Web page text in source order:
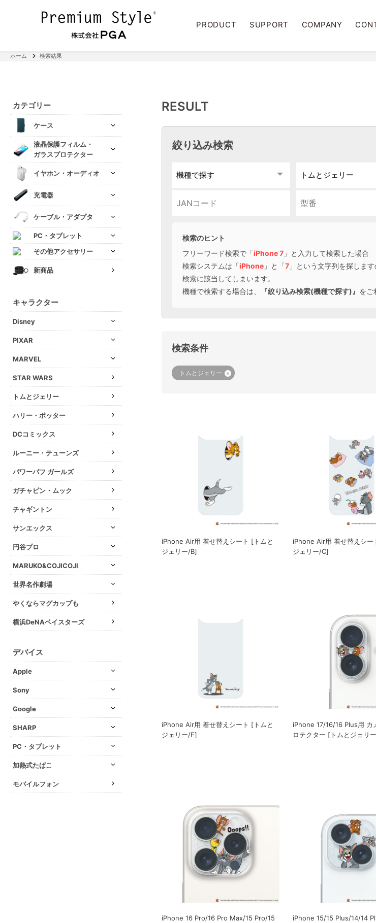
PRODUCT SUPPORT COMPANY
ホーム 検索結果
カテゴリー
ケース
液晶保護フィルム・
ガラスプロテクター
イヤホン・オーディオ
充電器
ケーブル・アダプタ
PC・タブレット
その他アクセサリー
新商品
キャラクター
Disney
PIXAR
MARVEL
STAR WARS
トムとジェリー
ハリー・ポッター
DCコミックス
ルーニー・テューンズ
パワーパフ ガールズ
ガチャピン・ムック
チャギントン
サンエックス
円谷プロ
MARUKO&COJICOJI
世界名作劇場
やくならマグカップも
横浜DeNAベイスターズ
デバイス
Apple
Sony
Google
SHARP
PC・タブレット
加熱式たばこ
モバイルフォン
RESULT
絞り込み検索
検索のヒント
フリーワード検索で「iPhone 7 」と入力して検索した場合
検索システムは「iPhone 」と「7 」という文字列を探しま
検索に該当してしまいます。
機種で検索する場合は、
『絞り込み検索(機種で探す)』 をご
検索条件
トムとジェリー
iPhone Air用 着せ替えシート [トムと
ジェリー/B]
iPhone Air用 着せ替えシー
ジェリー/C]
iPhone Air用 着せ替えシート [トムと
ジェリー/F]
iPhone 17/16/16 Plus用 カ
ロテクター [トムとジェリ
iPhone 16 Pro/16 Pro Max/15 Pro/15
iPhone 15/15 Plus/14/14